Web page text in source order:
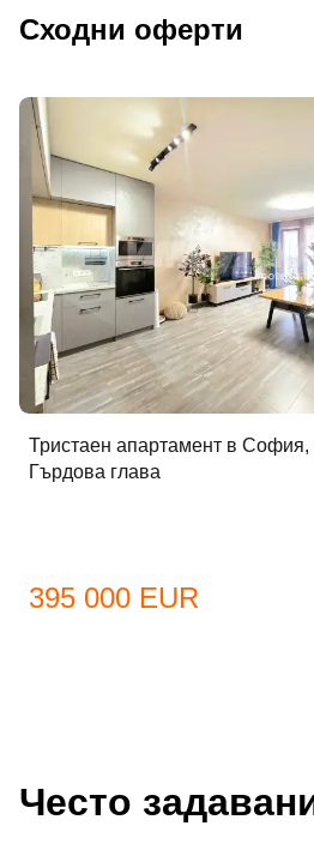
Сходни оферти
Тристаен апартамент в София,
Гърдова глава
395 000 EUR
Често